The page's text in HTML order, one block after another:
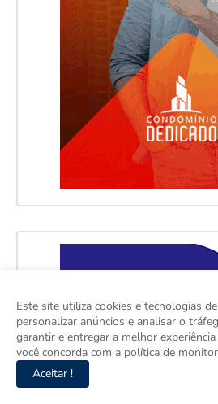
Este site utiliza cookies e tecnologias
personalizar anúncios e analisar o
garantir e entregar a melhor
você concorda com a política de
Aceitar !